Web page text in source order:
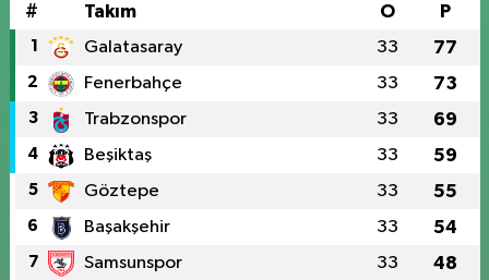
# Takım O P
1 Galatasaray 33 77
2 Fenerbahçe 33 73
3 Trabzonspor 33 69
4 Beşiktaş 33 59
5 Göztepe 33 55
6 Başakşehir 33 54
7 Samsunspor 33 48